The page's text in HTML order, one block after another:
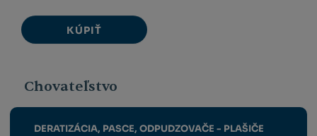
KÚPIŤ
Chovateľstvo
DERATIZÁCIA, PASCE, ODPUDZOVAČE - PLAŠIČE